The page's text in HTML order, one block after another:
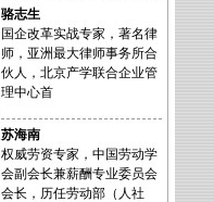
骆志生
国企改革实战专家，著名律
师，亚洲最大律师事务所合
伙人，北京产学联合企业管
理中心首
苏海南
权威劳资专家，中国劳动学
会副会长兼薪酬专业委员会
会长，历任劳动部（人社